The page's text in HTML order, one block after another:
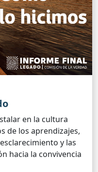
en la cultura
de los aprendizajes,
y las
hacia la convivencia